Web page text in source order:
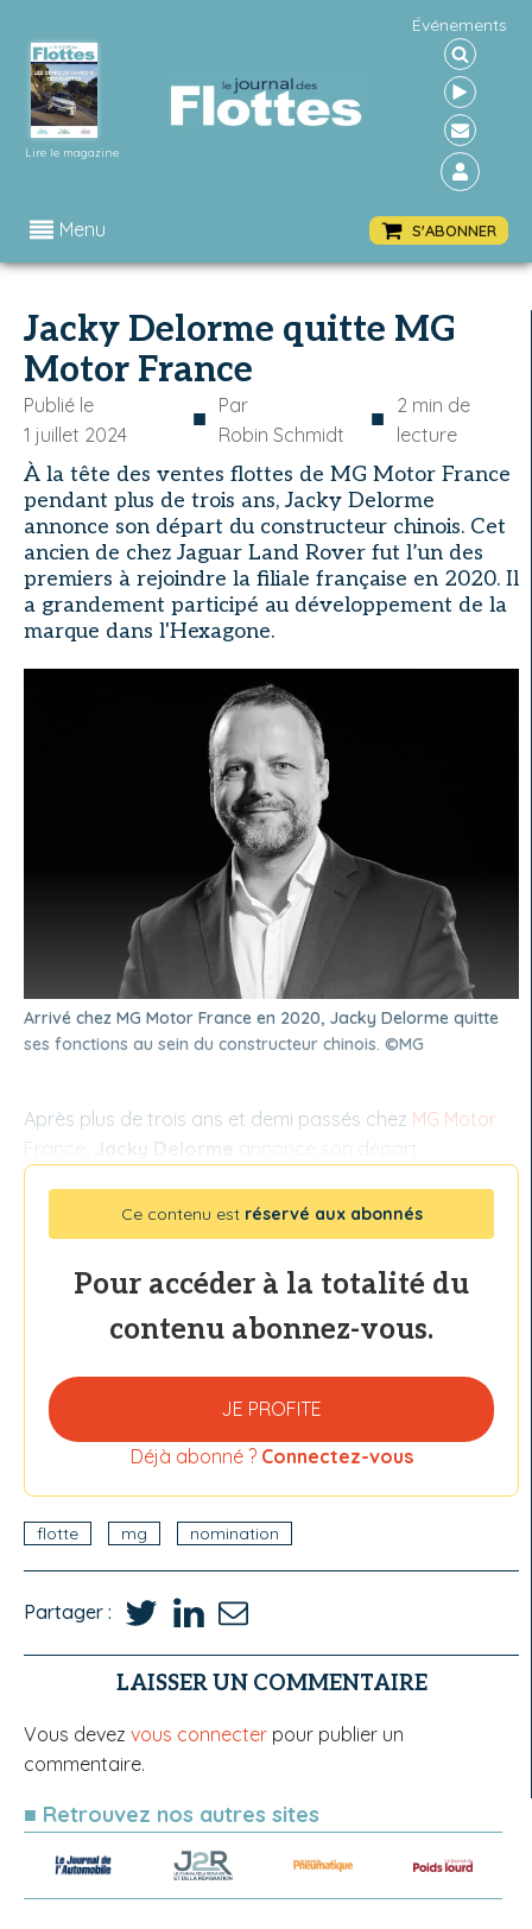
Lire le magazine
Événements
Menu S'ABONNER
Jacky Delorme quitte MG
Motor France
Publié le
1 juillet 2024
■ Par
Robin Schmidt
■ 2 min de
lecture
À la tête des ventes flottes de MG Motor France
pendant plus de trois ans, Jacky Delorme
annonce son départ du constructeur chinois. Cet
ancien de chez Jaguar Land Rover fut l’un des
premiers à rejoindre la filiale française en 2020. Il
a grandement participé au développement de la
marque dans l'Hexagone.
Arrivé chez MG Motor France en 2020, Jacky Delorme quitte
ses fonctions au sein du constructeur chinois. ©MG
Après plus de trois ans et demi passés chez MG Motor
France,
Jacky Delorme annonce son départ
Ce contenu est réservé aux abonnés
Pour accéder à la totalité du
contenu abonnez-vous.
JE PROFITE
Déjà abonné ? Connectez-vous
flotte mg nomination
Partager :
LAISSER UN COMMENTAIRE
Vous devez vous connecter pour publier un
commentaire.
■ Retrouvez nos autres sites